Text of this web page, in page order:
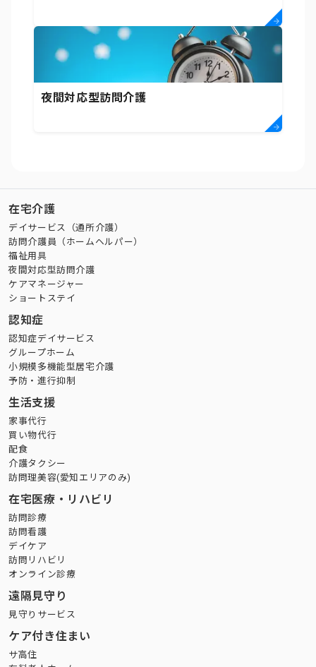
夜間対応型訪問介護
在宅介護
デイサービス（通所介護）
訪問介護員（ホームヘルパー）
福祉用具
夜間対応型訪問介護
ケアマネージャー
ショートステイ
認知症
認知症デイサービス
グループホーム
小規模多機能型居宅介護
予防・進行抑制
生活支援
家事代行
買い物代行
配食
介護タクシー
訪問理美容(愛知エリアのみ)
在宅医療・リハビリ
訪問診療
訪問看護
デイケア
訪問リハビリ
オンライン診療
遠隔見守り
見守りサービス
ケア付き住まい
サ高住